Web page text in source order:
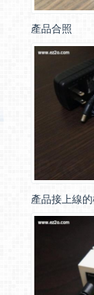
產品合照
產品接上線